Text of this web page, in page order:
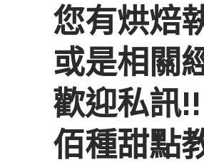
您有烘焙
或是相關
歡迎私訊
佰種甜點